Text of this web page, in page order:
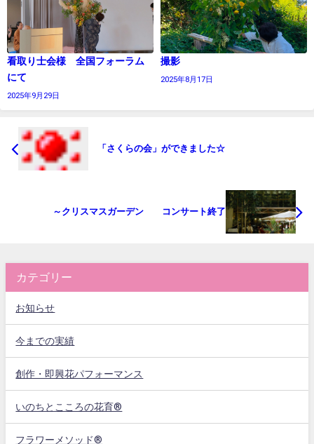
看取り士会様 全国フォーラム
にて
2025年9月29日
撮影
2025年8月17日
「さくらの会」ができました☆
～クリスマスガーデン コンサート終了
カテゴリー
お知らせ
今までの実績
創作・即興花パフォーマンス
いのちとこころの花育®
フラワーメソッド®